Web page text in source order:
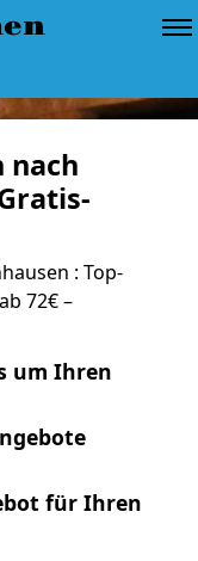
nach
: Top-
72€ –
um Ihren
für Ihren